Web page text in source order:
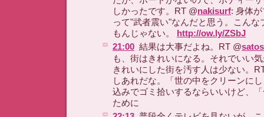
しかったです。RT @nakisurf: 身体
って"武者震い"なんだと思う。こんな
もんじゃない。 http://ow.ly/ZSbJ
21:00 結果は大事だよね。RT @
も、街はきれいになる。それでいい
きれいにした街を汚す人は少ない。
しあれだな。「世の中をクリーンに
込みでゴミ拾いするならいいけど、
ために